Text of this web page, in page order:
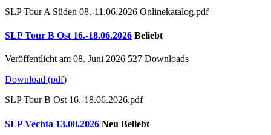
SLP Tour A Süden 08.-11.06.2026 Onlinekatalog.pdf
SLP Tour B Ost 16.-18.06.2026 Beliebt
Veröffentlicht am 08. Juni 2026 527 Downloads
Download (pdf)
SLP Tour B Ost 16.-18.06.2026.pdf
SLP Vechta 13.08.2026 Neu Beliebt